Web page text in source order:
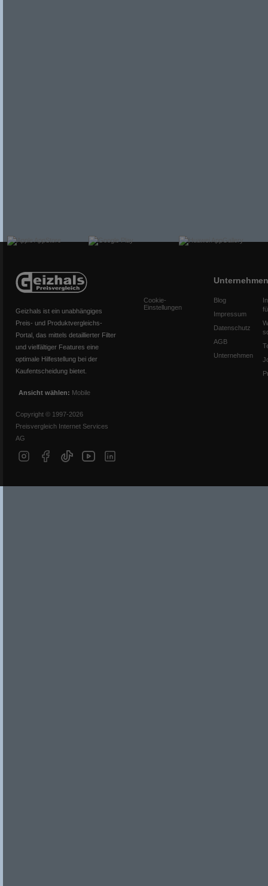
Geizhals ist ein unabhängiges
Preis- und Produktvergleichs-
Portal, das mittels detaillierter Filter
und vielfältiger Features eine
optimale Hilfestellung bei der
Kaufentscheidung bietet.
Ansicht wählen: Mobile
Copyright © 1997-2026
Preisvergleich Internet Services
AG
Cookie-
Einstellungen
Unternehmen
Blog
Impressum
Datenschutz
AGB
Unternehmen